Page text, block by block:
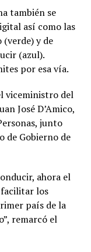
también se
así como las
y de
(azul).
por esa vía.
viceministro del
José D’Amico,
junto
de Gobierno de
ahora el
los
país de la
remarcó el